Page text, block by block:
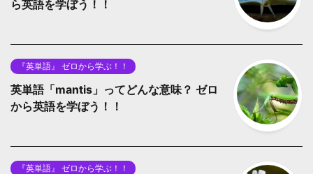
ら英語を学ぼう！！
『英単語』 ゼロから学ぶ！！
英単語「mantis」ってどんな意味？ ゼロ
から英語を学ぼう！！
『英単語』 ゼロから学ぶ！！